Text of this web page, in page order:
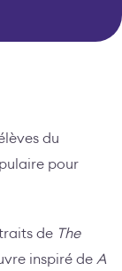
du
pour
de The
inspiré de A